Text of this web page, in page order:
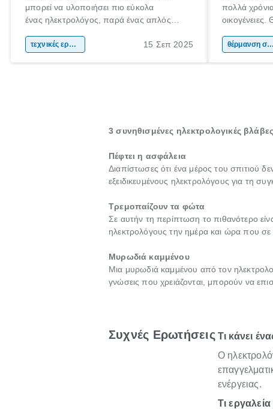
μπορεί να υλοποιήσει πιο εύκολα
ένας ηλεκτρολόγος, παρά ένας απλός
περίπλοκα και επικίνδυνα. Αν έχεις στο νου
τεχνικές εργασίες 15 Σεπ 2025
πολλά
θέρμανσης θέρμανση σπιτιού
3 συνηθισμένες ηλεκτρολογικές βλάβες
Πέφτει η ασφάλεια
Διαπίστωσες ότι ένα μέρος του σπιτιού
εξειδικευμένους ηλεκτρολόγους για τη
Τρεμοπαίζουν τα φώτα
Σε αυτήν τη περίπτωση το πιθανότερο
ηλεκτρολόγους την ημέρα και ώρα που σε
Μυρωδιά καμμένου
Μια μυρωδιά καμμένου από τον
γνώσεις που χρειάζονται, μπορούν να
Συχνές Ερωτήσεις Τι κάνει
Ο
ενέργειας.
Τι